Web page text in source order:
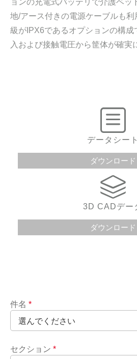
ョンの充電式バッテリで介護ベッ
地/アース付きの電源ケーブルも
級がIPX6であるオプションの構成
入および接触電圧から筐体が確実
データシート
ダウンロード
3D CADデー
ダウンロード
件名 *
セクション *